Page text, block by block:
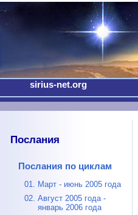
sirius-net.org
Послания
Послания по циклам
01. Март - июнь 2005 года
02. Август 2005 года -
январь 2006 года